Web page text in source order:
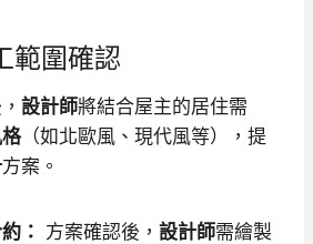
範圍確認
設計師將結合屋主的居住需
（如北歐風、現代風等），提
方案。
： 方案確認後， 設計師需繪製